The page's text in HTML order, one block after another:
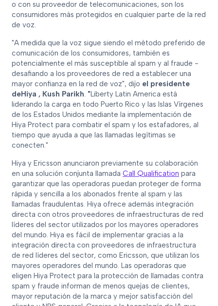
o con su proveedor de telecomunicaciones, son los
consumidores más protegidos en cualquier parte de la red
de voz.
"A medida que la voz sigue siendo el método preferido de
comunicación de los consumidores, también es
potencialmente el más susceptible al spam y al fraude -
desafiando a los proveedores de red a establecer una
mayor confianza en la red de voz", dijo el presidente
deHiya , Kush Parikh. "Liberty Latin America está
liderando la carga en todo Puerto Rico y las Islas Vírgenes
de los Estados Unidos mediante la implementación de
Hiya Protect para combatir el spam y los estafadores, al
tiempo que ayuda a que las llamadas legítimas se
conecten."
Hiya y Ericsson anunciaron previamente su colaboración
en una solución conjunta llamada Call Qualification para
garantizar que las operadoras puedan proteger de forma
rápida y sencilla a los abonados frente al spam y las
llamadas fraudulentas. Hiya ofrece además integración
directa con otros proveedores de infraestructuras de red
líderes del sector utilizados por los mayores operadores
del mundo. Hiya es fácil de implementar gracias a la
integración directa con proveedores de infraestructura
de red líderes del sector, como Ericsson, que utilizan los
mayores operadores del mundo. Las operadoras que
eligen Hiya Protect para la protección de llamadas contra
spam y fraude informan de menos quejas de clientes,
mayor reputación de la marca y mejor satisfacción del